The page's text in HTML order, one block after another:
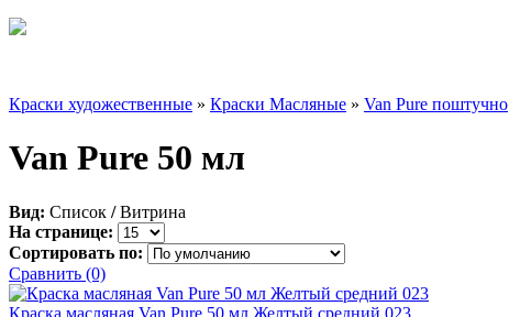
Краски художественные » Краски Масляные » Van Pure поштучно
Van Pure 50 мл
Вид: Список / Витрина
На странице:
Сортировать по:
Сравнить (0)
Краска масляная Van Pure 50 мл Желтый средний 023